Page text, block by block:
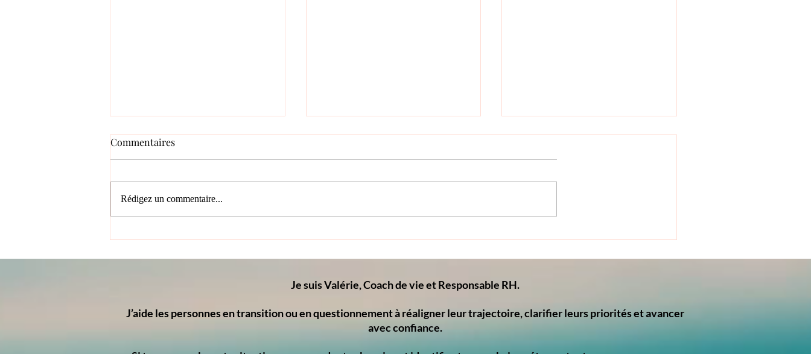
apprendre à faire autrement
Commentaires
Rédigez un commentaire...
Je suis Valérie, Coach de vie et Responsable RH.
J’aide les personnes en transition ou en questionnement à réaligner leur trajectoire, clarifier leurs priorités et avancer
avec confiance.